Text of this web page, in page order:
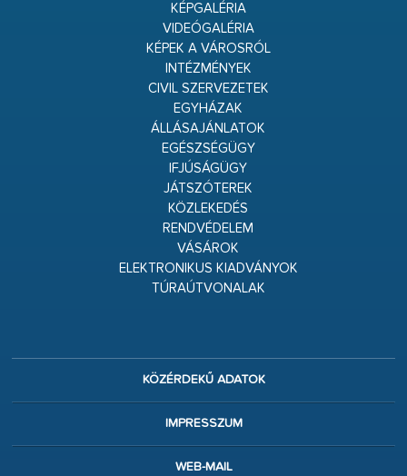
KÉPGALÉRIA
VIDEÓGALÉRIA
KÉPEK A VÁROSRÓL
INTÉZMÉNYEK
CIVIL SZERVEZETEK
EGYHÁZAK
ÁLLÁSAJÁNLATOK
EGÉSZSÉGÜGY
IFJÚSÁGÜGY
JÁTSZÓTEREK
KÖZLEKEDÉS
RENDVÉDELEM
VÁSÁROK
ELEKTRONIKUS KIADVÁNYOK
TÚRAÚTVONALAK
KÖZÉRDEKŰ ADATOK
IMPRESSZUM
WEB-MAIL